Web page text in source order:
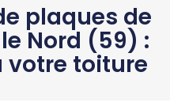
plaques de
Nord (59) :
votre toiture